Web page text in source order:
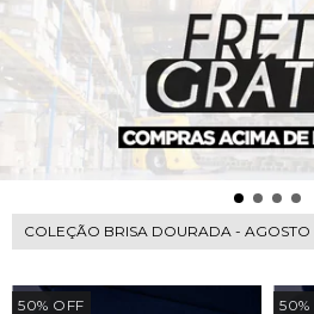
COLEÇÃO BRISA DOURADA - AGOSTO
50% OFF 50%